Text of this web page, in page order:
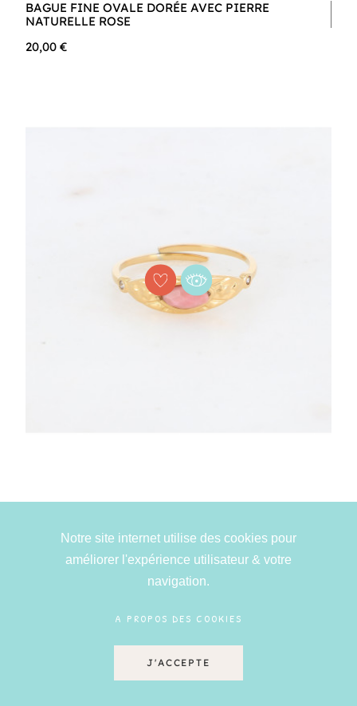
BAGUE FINE OVALE DORÉE AVEC PIERRE
NATURELLE ROSE
20,00 €
RHODONITE ET ZIRCONIUM BLANC
25,00 €
Notre site internet utilise des cookies pour
améliorer l'expérience utilisateur & votre
navigation.
A PROPOS DES COOKIES
J'ACCEPTE